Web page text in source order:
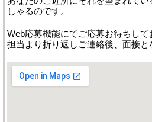
しゃるのです。
Web応募機能にてご応募お待ちして
担当より折り返しご連絡後、面接と